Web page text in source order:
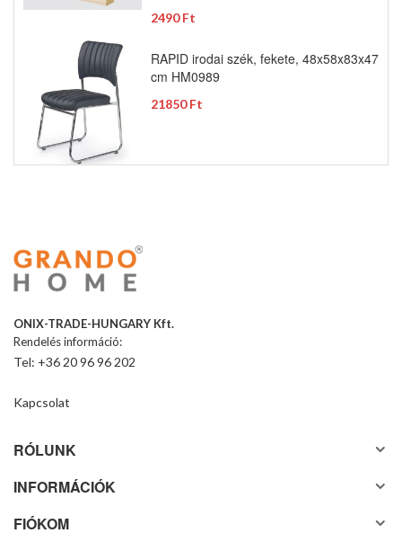
2490 Ft
RAPID irodai szék, fekete, 48x58x83x47
cm HM0989
21850 Ft
ONIX-TRADE-HUNGARY Kft.
Rendelés információ:
Tel: +36 20 96 96 202
Kapcsolat
RÓLUNK
INFORMÁCIÓK
FIÓKOM